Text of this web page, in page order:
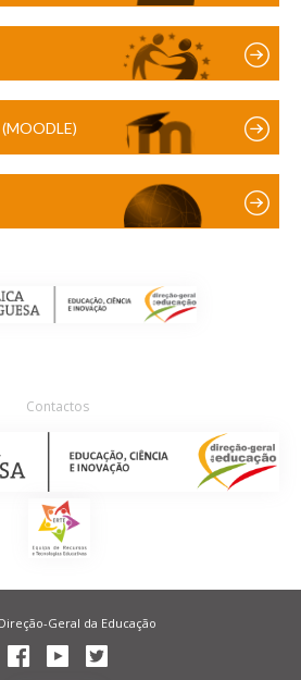
Contactos
Geral da Educação